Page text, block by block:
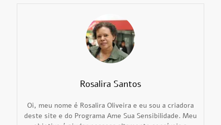
Rosalira Santos
Oi, meu nome é Rosalira Oliveira e eu sou a criadora
deste site e do Programa Ame Sua Sensibilidade. Meu